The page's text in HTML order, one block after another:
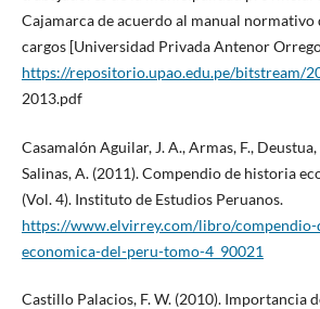
Cajamarca de acuerdo al manual normativo
cargos [Universidad Privada Antenor
https://repositorio.upao.edu.pe/bitstream/
2013.pdf
Casamalón Aguilar, J. A., Armas, F.,
Salinas, A. (2011). Compendio de historia
(Vol. 4). Instituto de Estudios Peruanos.
https://www.elvirrey.com/libro/
economica-del-peru-tomo-4_90021
Castillo Palacios, F. W. (2010). Importancia